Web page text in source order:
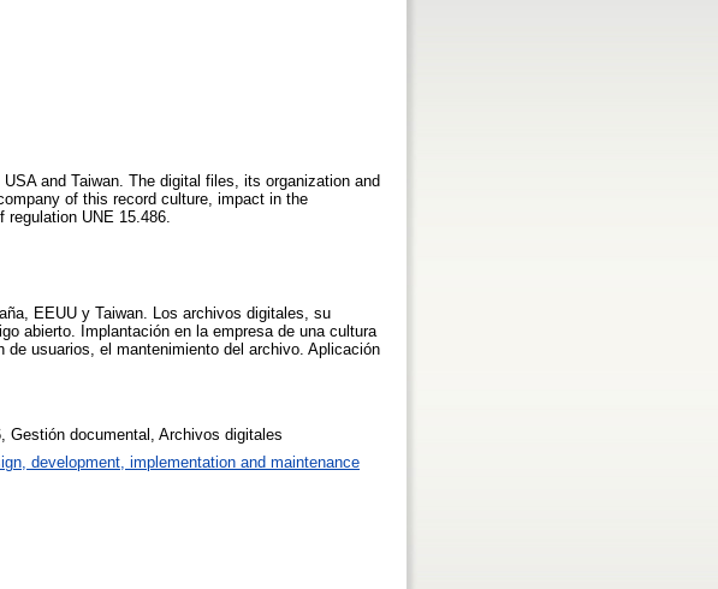
and Taiwan. The digital files, its organization and
of this record culture, impact in the
UNE 15.486.
EEUU y Taiwan. Los archivos digitales, su
abierto. Implantación en la empresa de una cultura
usuarios, el mantenimiento del archivo. Aplicación
Gestión documental, Archivos digitales
development, implementation and maintenance